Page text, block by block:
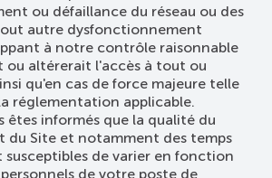
ou défaillance du réseau ou des
autre dysfonctionnement
à notre contrôle raisonnable
ou altérerait l'accès à tout ou
qu'en cas de force majeure telle
réglementation applicable.
êtes informés que la qualité du
Site et notamment des temps
susceptibles de varier en fonction
de votre poste de